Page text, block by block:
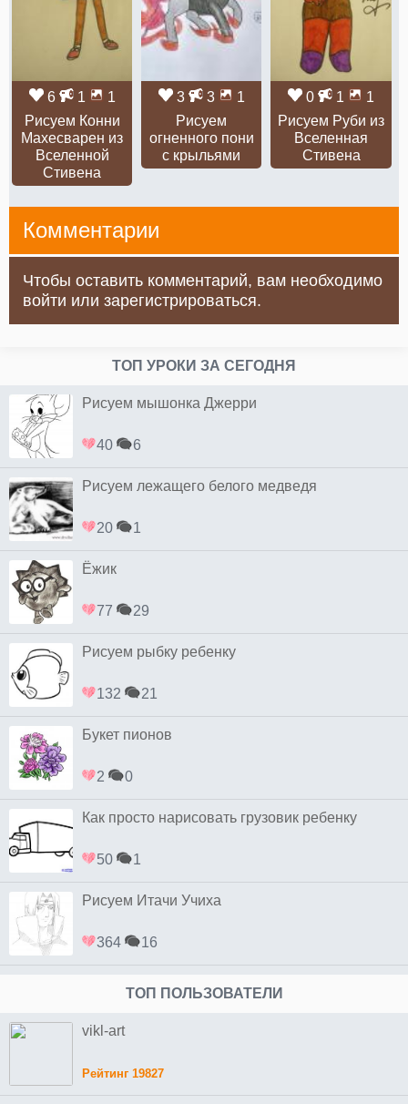
6 1
1
Рисуем Конни
Махесварен из
Вселенной
Стивена
3 3
1
Рисуем
огненного пони
с крыльями
0 1
1
Рисуем Руби из
Вселенная
Стивена
Комментарии
Чтобы оставить комментарий, вам необходимо
войти или зарегистрироваться.
ТОП УРОКИ ЗА СЕГОДНЯ
Рисуем мышонка Джерри
40 6
Рисуем лежащего белого медведя
20 1
Ёжик
77 29
Рисуем рыбку ребенку
132 21
Букет пионов
2 0
Как просто нарисовать грузовик ребенку
50 1
Рисуем Итачи Учиха
364 16
ТОП ПОЛЬЗОВАТЕЛИ
vikl-art
Рейтинг 19827